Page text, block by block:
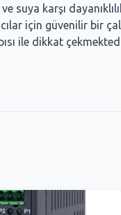
suya karşı
için güvenilir bir
ile dikkat